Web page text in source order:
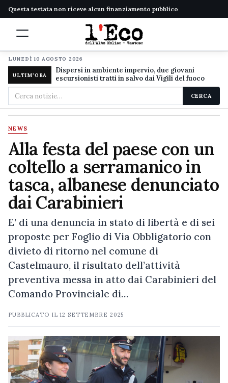
Questa testata non riceve alcun finanziamento pubblico
LUNEDÌ 10 AGOSTO 2026
ULTIM'ORA
Dispersi in ambiente impervio, due giovani
escursionisti tratti in salvo dai Vigili del fuoco
Cerca
nel
sito
CERCA
NEWS
Alla festa del paese con un
coltello a serramanico in
tasca, albanese denunciato
dai Carabinieri
E’ di una denuncia in stato di libertà e di sei
proposte per Foglio di Via Obbligatorio con
divieto di ritorno nel comune di
Castelmauro, il risultato dell’attività
preventiva messa in atto dai Carabinieri del
Comando Provinciale di…
PUBBLICATO IL12 SETTEMBRE 2025